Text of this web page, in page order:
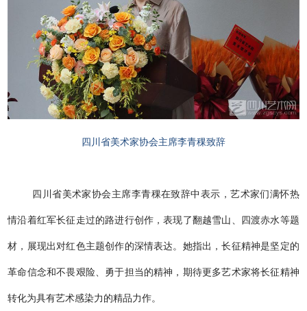
四川省美术家协会主 席李青稞致辞
四川省美术家协会主席李青稞在致辞中表示，艺术家们满怀热
情沿着红军长征走过的路进行创作，表现了翻越雪山、四渡赤水等题
材，展现出对红色主题创作的深情表达。她指出，长征精神是坚定的
革命信念和不畏艰险、勇于担当的精神，期待更多艺术家将长征精神
转化为具有艺术感染力的精品力作。